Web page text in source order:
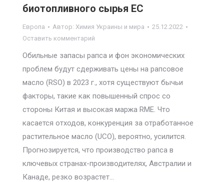
биотопливного сырья ЕС
Европа Автор: Химия Украины и мира
25.12.2022
Оставить комментарий
Обильные запасы рапса и фон экономических
проблем будут сдерживать цены на рапсовое
масло (RSO) в 2023 г., хотя существуют бычьи
факторы, такие как повышенный спрос со
стороны Китая и высокая маржа RME. Что
касается отходов, конкуренция за отработанное
растительное масло (UCO), вероятно, усилится.
Прогнозируется, что производство рапса в
ключевых странах-производителях, Австралии и
Канаде, резко возрастет…